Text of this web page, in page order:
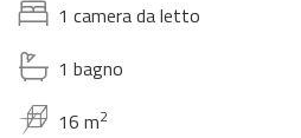
1 camera da letto
1 bagno
16 m2